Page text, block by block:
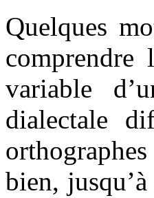
Quelques
variable
dialectale
bien,